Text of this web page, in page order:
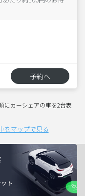
予約へ
にカーシェアの車を2台表
をマップで見る
ト